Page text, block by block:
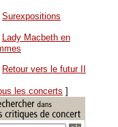
Surexpositions
Lady Macbeth en
Retour vers le futur II
les concerts ]